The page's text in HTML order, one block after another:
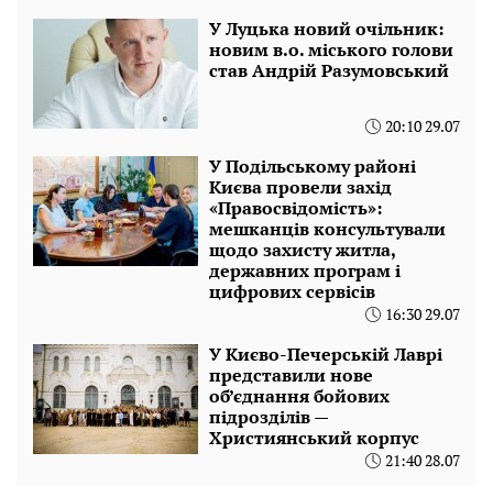
У Луцька новий очільник:
новим в.о. міського голови
став Андрій Разумовський
20:10 29.07
У Подільському районі
Києва провели захід
«Правосвідомість»:
мешканців консультували
щодо захисту житла,
державних програм і
цифрових сервісів
16:30 29.07
У Києво-Печерській Лаврі
представили нове
об’єднання бойових
підрозділів —
Християнський корпус
21:40 28.07